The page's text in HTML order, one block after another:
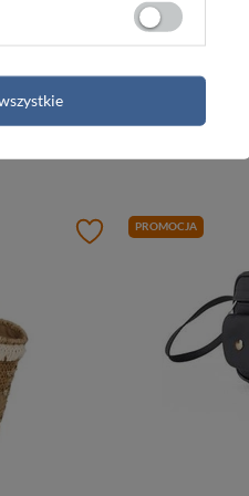
Najniższa cena:
PROMOCJA